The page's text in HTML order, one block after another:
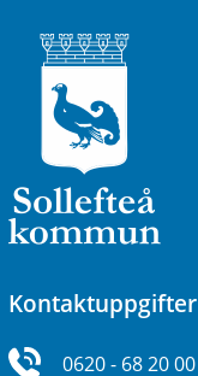
Kontaktuppgifter
0620 - 68 20 00